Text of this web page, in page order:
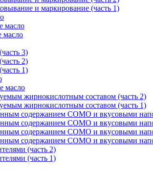
и маркирование (часть 1)
масло
масло
3)
2)
1)
масло
жирнокислотным составом (часть 2)
жирнокислотным составом (часть 1)
содержанием СОМО и вкусовыми
содержанием СОМО и вкусовыми
содержанием СОМО и вкусовыми
содержанием СОМО и вкусовыми
(часть 2)
(часть 1)